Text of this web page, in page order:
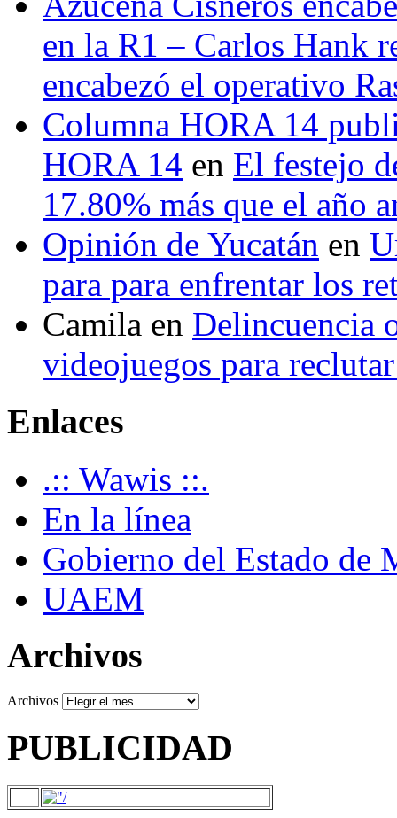
en la R1 – Carlos Hank
encabezó el operativo
Columna HORA 14
HORA 14 en El festejo
17.80% más que el año
Opinión de Yucatán en
para para enfrentar los
Camila en Delincuencia
videojuegos para
Enlaces
.:: Wawis ::.
En la línea
Gobierno del Estado de
UAEM
Archivos
Archivos
PUBLICIDAD